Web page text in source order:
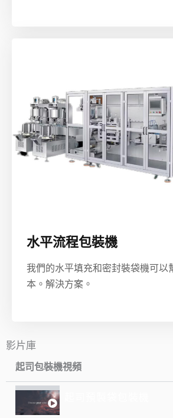
水平流程包裝機
我們的水平填充和密封裝袋機可以
本。解決方案。
影片庫
起司包裝機視頻